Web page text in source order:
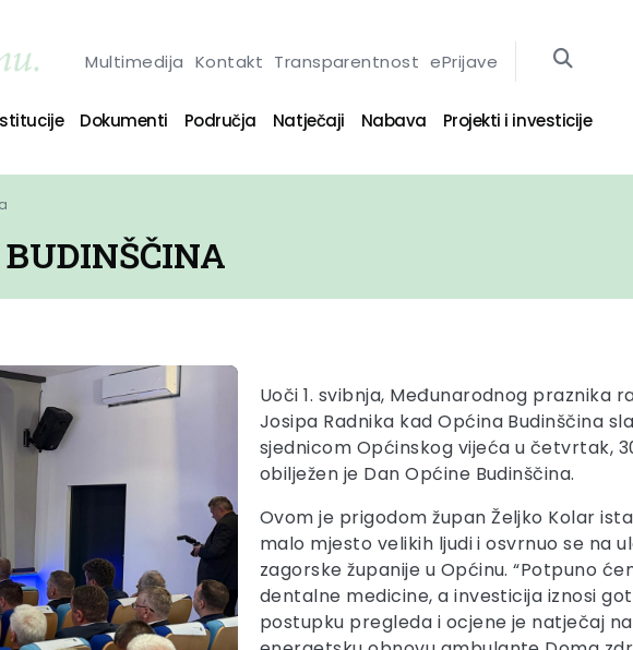
Multimedija Kontakt Transparentnost ePrijave
Dokumenti Područja Natječaji Nabava Projekti i investicije
Uoči 1. svibnja, Međunarodnog praznika
Josipa Radnika kad Općina Budinščina
sjednicom Općinskog vijeća u četvrtak,
obilježen je Dan Općine Budinščina.
Ovom je prigodom župan Željko Kolar
malo mjesto velikih ljudi i osvrnuo se na
zagorske županije u Općinu. “Potpuno
dentalne medicine, a investicija iznosi
postupku pregleda i ocjene je natječaj